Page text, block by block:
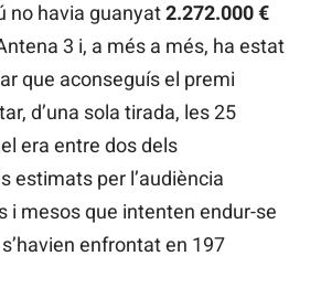
no havia guanyat2.272.000 €
3 i, a més a més, ha estat
que aconseguís el premi
d’una sola tirada, les 25
era entre dos dels
estimats per l’audiència
i mesos que intenten endur-se
enfrontat en 197